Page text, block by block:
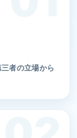
者の立場から